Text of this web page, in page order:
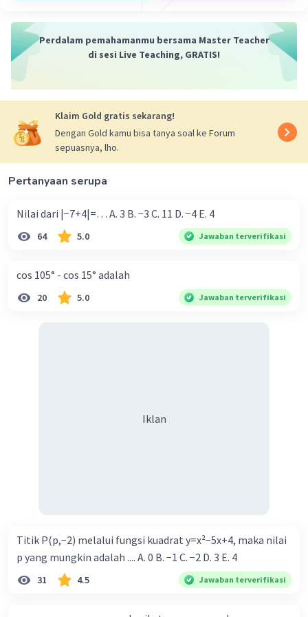
Perdalam pemahamanmu bersama Master Teacher
di sesi Live Teaching, GRATIS!
Klaim Gold gratis sekarang!
Dengan Gold kamu bisa tanya soal ke Forum
sepuasnya, lho.
Pertanyaan serupa
Nilai dari |−7+4|=… A. 3 B. −3 C. 11 D. −4 E. 4
64 5.0 Jawaban terverifikasi
cos 105° - cos 15° adalah
20 5.0 Jawaban terverifikasi
Iklan
Titik P(p,−2) melalui fungsi kuadrat y=x²−5x+4, maka nilai
p yang mungkin adalah .... A. 0 B. −1 C. −2 D. 3 E. 4
31 4.5 Jawaban terverifikasi